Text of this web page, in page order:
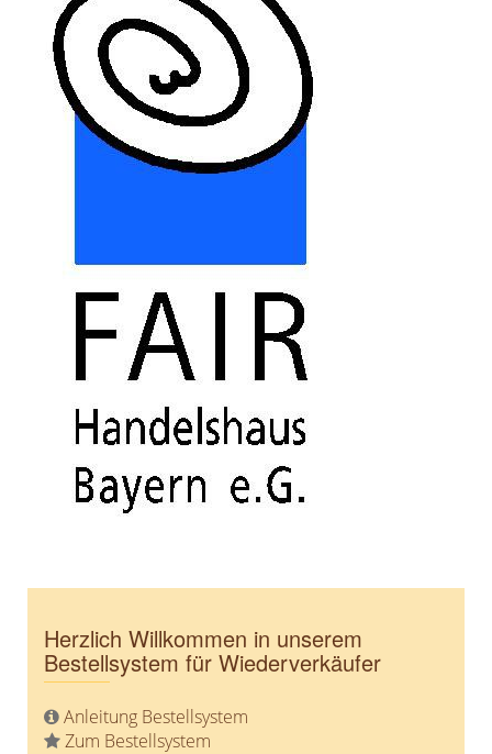
GEPA
EL PUENTE
Fairkauf Handelskontor eG
WeltPartner eG
Peter Riegel Weinimport GmbH
F.A.I.R.E. Dresden
FairTradeCenter GmbH
ANTL
FAIR Handelshaus Bayern eG
Kunden
Kontakt
Impressum
Sitemap
Herzlich Willkommen in unserem
Bestellsystem für Wiederverkäufer
Anleitung Bestellsystem
Zum Bestellsystem